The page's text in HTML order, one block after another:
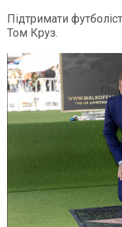
Підтримати
Том Круз.